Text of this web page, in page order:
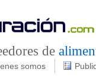
de
somos